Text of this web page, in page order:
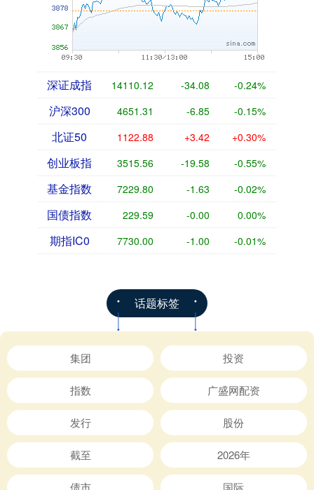
深证成指 14110.12 -34.08 -0.24%
沪深300 4651.31 -6.85 -0.15%
北证50 1122.88 +3.42 +0.30%
创业板指 3515.56 -19.58 -0.55%
基金指数 7229.80 -1.63 -0.02%
国债指数 229.59 -0.00 0.00%
期指IC0 7730.00 -1.00 -0.01%
话题标签
集团 投资
指数 广盛网配资
发行 股份
截至 2026年